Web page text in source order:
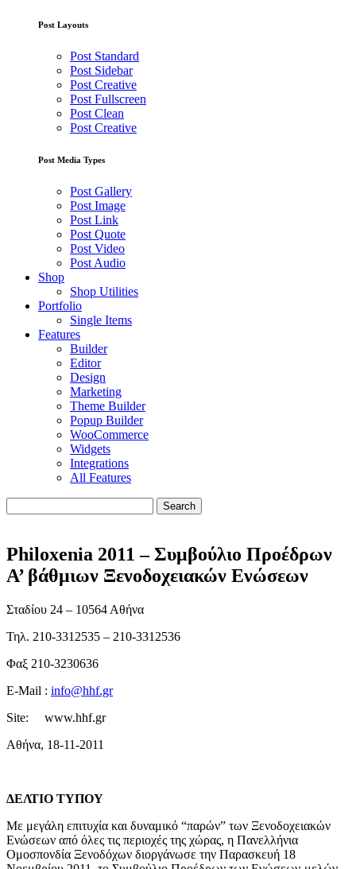
Post Layouts
Post Standard
Post Sidebar
Post Creative
Post Fullscreen
Post Clean
Post Creative
Post Media Types
Post Gallery
Post Image
Post Link
Post Quote
Post Video
Post Audio
Shop
Shop Utilities
Portfolio
Single Items
Features
Builder
Editor
Design
Marketing
Theme Builder
Popup Builder
WooCommerce
Widgets
Integrations
All Features
Search
Philoxenia 2011 – Συμβούλιο Προέδρων
Α’ βάθμιων Ξενοδοχειακών Ενώσεων
Σταδίου 24 – 10564 Αθήνα
Τηλ. 210-3312535 – 210-3312536
Φαξ 210-3230636
E-Mail : info@hhf.gr
Site: www.hhf.gr
Αθήνα, 18-11-2011
ΔΕΛΤΙΟ ΤΥΠΟΥ
Με μεγάλη επιτυχία και δυναμικό “παρών” των Ξενοδοχειακών
Ενώσεων από όλες τις περιοχές της χώρας, η Πανελλήνια
Ομοσπονδία Ξενοδόχων διοργάνωσε την Παρασκευή 18